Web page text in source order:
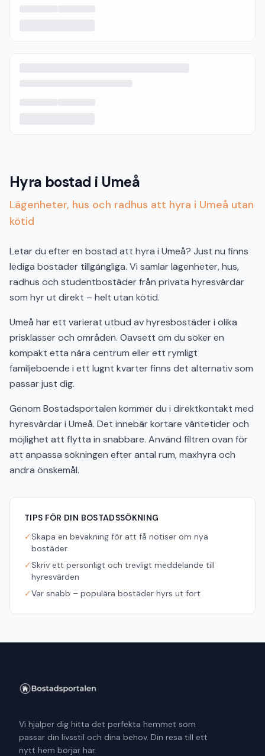
Hyra bostad i Umeå
Lägenheter, hus och radhus att hyra i Umeå utan
kötid
Letar du efter en bostad att hyra i Umeå? Just nu finns
lediga bostäder tillgängliga. Vi samlar lägenheter, hus,
radhus och studentbostäder från privata hyresvärdar
som hyr ut direkt – helt utan kötid.
Umeå har ett varierat utbud av hyresbostäder i olika
prisklasser och områden. Oavsett om du söker en
kompakt etta nära centrum eller ett rymligt
familjeboende i ett lugnt kvarter finns det alternativ som
passar just dig.
Genom Bostadsportalen kommer du i direktkontakt med
hyresvärdar i Umeå. Det innebär kortare väntetider och
möjlighet att flytta in snabbare. Använd filtren ovan för
att anpassa sökningen efter antal rum, maxhyra och
andra önskemål.
TIPS FÖR DIN BOSTADSSÖKNING
✓Skapa en bevakning för att få notiser om nya
bostäder
✓Skriv ett personligt och trevligt meddelande till
hyresvärden
✓Var snabb – populära bostäder hyrs ut fort
Vi hjälper dig hitta det perfekta hemmet som
passar din livsstil och dina behov. Din resa till ett
nytt hem börjar här.